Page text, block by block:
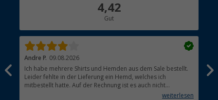
4,42
Gut
Andre P. 09.08.2026
Ich habe mehrere Shirts und Hemden aus dem Sale bestellt.
Leider fehlte in der Lieferung ein Hemd, welches ich
mitbestellt hatte. Auf der Rechnung ist es auch nicht
aufgetaucht, aber es gab keinen einzigen Hinweis, dass die
weiterlesen